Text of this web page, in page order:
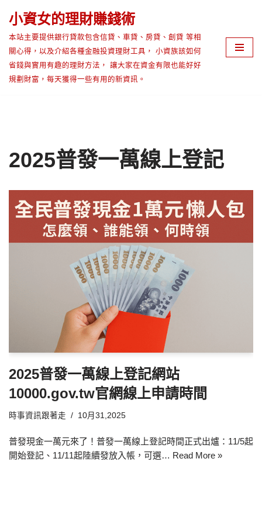
Skip
to
content
小資女的理財賺錢術
本站主要提供銀行貸款包含信貸、車貸、房貸、創貸 等相
關心得，以及介紹各種金融投資理財工具， 小資族該如何
省錢與實用有趣的理財方法， 讓大家在資金有限也能好好
規劃財富，每天獲得一些有用的新資訊。
2025普發一萬線上登記
2025普發一萬線上登記網站
10000.gov.tw官網線上申請時間
時事資訊跟著走 10月31,2025
普發現金一萬元來了！普發一萬線上登記時間正式出爐：11/5起
開始登記、11/11起陸續發放入帳，可選… Read More »